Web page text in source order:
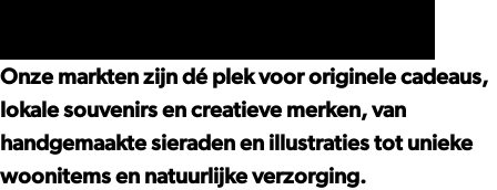
Onze markten zijn dé plek voor originele cadeaus,
lokale souvenirs en creatieve merken, van
handgemaakte sieraden en illustraties tot unieke
woonitems en natuurlijke verzorging.